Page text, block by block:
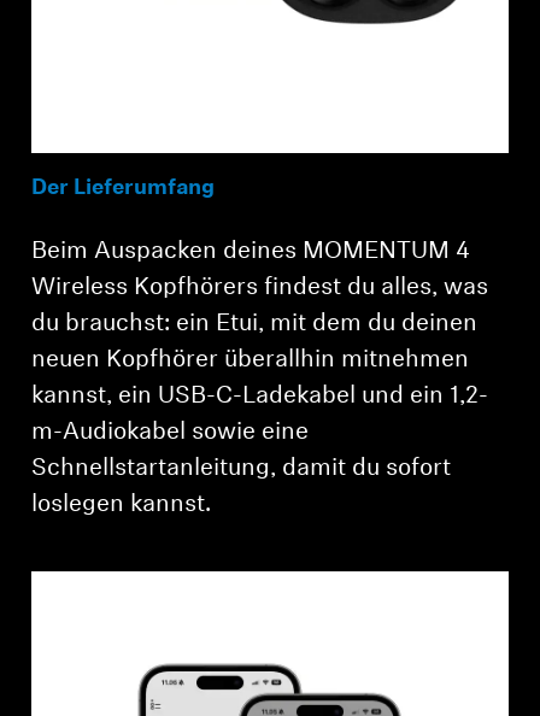
Der Lieferumfang
Beim Auspacken deines MOMENTUM 4
Wireless Kopfhörers findest du alles, was
du brauchst: ein Etui, mit dem du deinen
neuen Kopfhörer überallhin mitnehmen
kannst, ein USB-C-Ladekabel und ein 1,2-
m-Audiokabel sowie eine
Schnellstartanleitung, damit du sofort
loslegen kannst.